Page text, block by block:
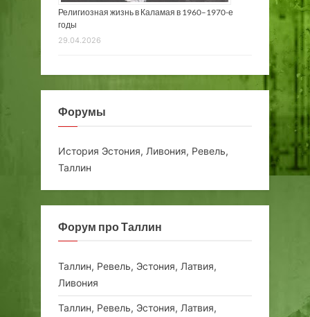
Религиозная жизнь в Каламая в 1960–1970-е
годы
29.04.2026
Форумы
История Эстония, Ливония, Ревель,
Таллин
Форум про Таллин
Таллин, Ревель, Эстония, Латвия,
Ливония
Таллин, Ревель, Эстония, Латвия,